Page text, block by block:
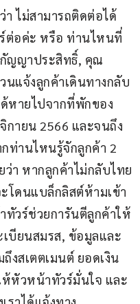
ไม่สามารถติดต่อได้
ต่อค่ะ หรือ ท่านไหนที่
ญญาประสิทธิ์, คุณ
แจ้งลูกค้าเดินทางกลับ
หายไปจากที่พักของ
ายน 2566 และจนถึง
ท่านไหนรู้จักลูกค้า 2
า หากลูกค้าไม่กลับไทย
โดนแบล็กลิสต์ห้ามเข้า
ทัวร์ช่วยการันตีลูกค้าให้
เบียนสมรส, ข้อมูลและ
งสเตตเมนต์ ยอดเงิน
หัวหน้าทัวร์มั่นใจ และ